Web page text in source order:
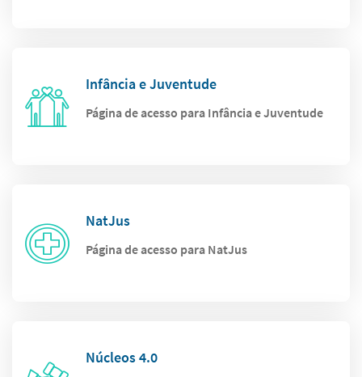
Infância e Juventude
Página de acesso para Infância e Juventude
NatJus
Página de acesso para NatJus
Núcleos 4.0